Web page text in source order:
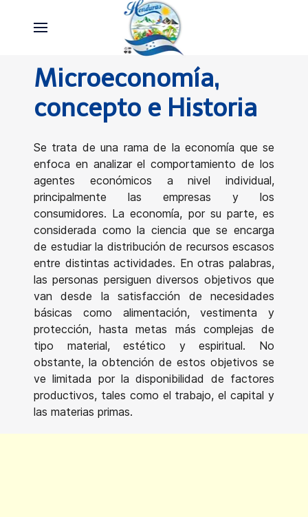
Microeconomía,
concepto e Historia
Se trata de una rama de la economía que se
enfoca en analizar el comportamiento de los
agentes económicos a nivel individual,
principalmente las empresas y los
consumidores. La economía, por su parte, es
considerada como la ciencia que se encarga
de estudiar la distribución de recursos escasos
entre distintas actividades. En otras palabras,
las personas persiguen diversos objetivos que
van desde la satisfacción de necesidades
básicas como alimentación, vestimenta y
protección, hasta metas más complejas de
tipo material, estético y espiritual. No
obstante, la obtención de estos objetivos se
ve limitada por la disponibilidad de factores
productivos, tales como el trabajo, el capital y
las materias primas.